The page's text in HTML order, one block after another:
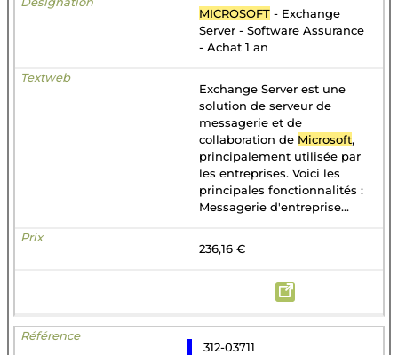
MICROSOFT - Exchange
Server - Software Assurance
- Achat 1 an
Exchange Server est une
solution de serveur de
messagerie et de
collaboration de Microsoft,
principalement utilisée par
les entreprises. Voici les
principales fonctionnalités :
Messagerie d'entreprise...
236,16 €
312-03711